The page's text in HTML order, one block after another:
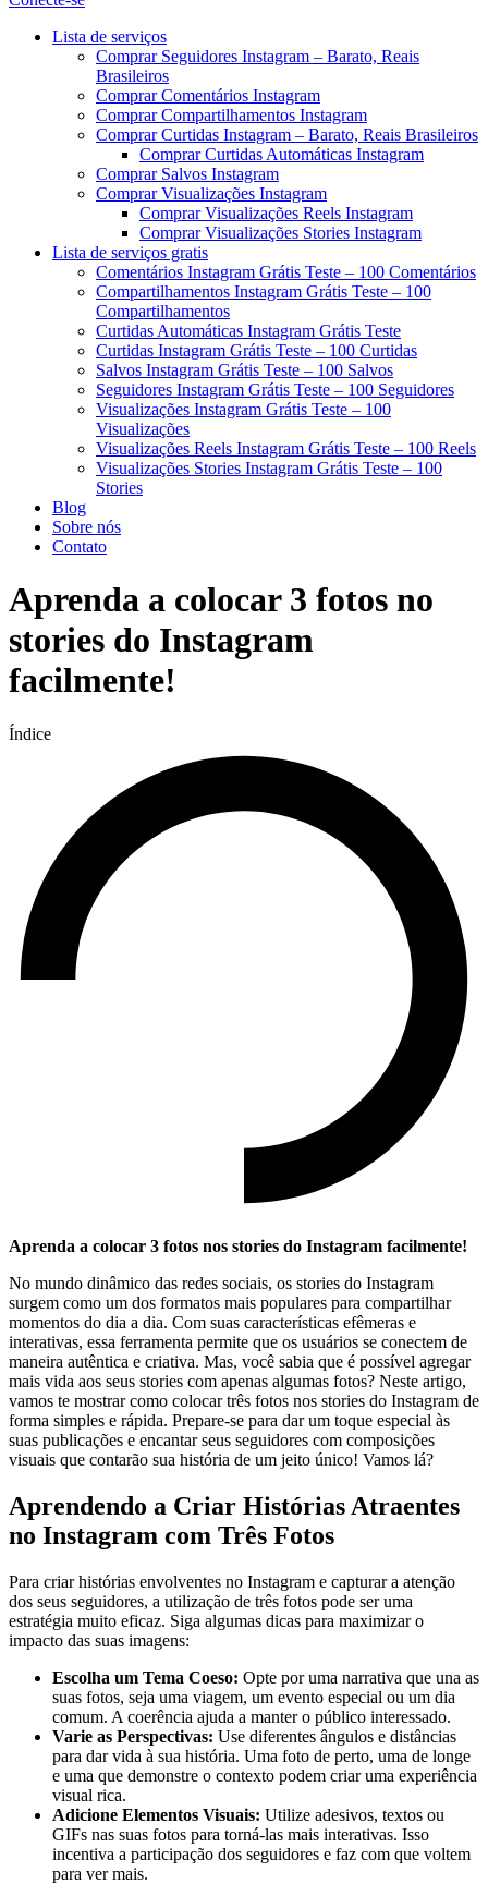
Menu
Lista de serviços
Comprar Seguidores Instagram – Barato, Reais
Brasileiros
Comprar Comentários Instagram
Comprar Compartilhamentos Instagram
Comprar Curtidas Instagram – Barato, Reais Brasileiros
Comprar Curtidas Automáticas Instagram
Comprar Salvos Instagram
Comprar Visualizações Instagram
Comprar Visualizações Reels Instagram
Comprar Visualizações Stories Instagram
Lista de serviços gratis
Comentários Instagram Grátis Teste – 100 Comentários
Compartilhamentos Instagram Grátis Teste – 100
Compartilhamentos
Curtidas Automáticas Instagram Grátis Teste
Curtidas Instagram Grátis Teste – 100 Curtidas
Salvos Instagram Grátis Teste – 100 Salvos
Seguidores Instagram Grátis Teste – 100 Seguidores
Visualizações Instagram Grátis Teste – 100
Visualizações
Visualizações Reels Instagram Grátis Teste – 100 Reels
Visualizações Stories Instagram Grátis Teste – 100
Stories
Blog
Sobre nós
Contato
Aprenda a colocar 3 fotos no
stories do Instagram
facilmente!
Índice
Aprenda a colocar 3 fotos nos stories do Instagram facilmente!
No mundo dinâmico das redes sociais, os ‌stories do Instagram
surgem como um dos formatos mais populares para compartilhar
momentos do dia ‌a dia. Com suas características efêmeras e
⁤interativas, essa ferramenta permite que os usuários se conectem de
maneira autêntica e‍ criativa.‌ Mas, você sabia que é possível ‍agregar
mais vida aos seus⁤ stories com ‌apenas algumas fotos? Neste ⁣artigo,
vamos te mostrar como​ colocar três fotos nos stories​ do Instagram de
forma simples e rápida.‍ Prepare-se para ‌dar um toque ‌especial às
suas publicações‌ e encantar ‌seus seguidores com composições
visuais que⁢ contarão sua‌ história de ⁣um​ jeito único! ⁤Vamos lá?
Aprendendo ⁣a Criar ⁤Histórias Atraentes
no Instagram com Três Fotos
Para ⁢criar histórias envolventes no Instagram e capturar a atenção
dos seus seguidores, a utilização de três fotos pode ser⁤ uma
estratégia muito eficaz. Siga algumas dicas para maximizar o
impacto das suas​ imagens:
Escolha‌ um Tema Coeso: Opte por uma narrativa que una as
suas fotos, seja uma viagem, um evento especial ou um dia
comum. A coerência ajuda‌ a manter o público interessado.
Varie as Perspectivas: Use diferentes ângulos e distâncias
para ‌dar vida à sua história. Uma⁣ foto de perto, uma ‍de ‍longe
e uma que demonstre o‍ contexto podem criar uma‍ experiência
visual‍ rica.
Adicione Elementos Visuais: Utilize adesivos,⁤ textos ou
GIFs nas suas fotos para torná-las mais interativas. Isso
incentiva a participação dos seguidores e faz com‍ que voltem
para ver mais.